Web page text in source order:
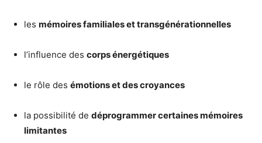
les mémoires familiales et transgénérationnelles
l’influence des corps énergétiques
le rôle des émotions et des croyances
la possibilité de déprogrammer certaines mémoires
limitantes